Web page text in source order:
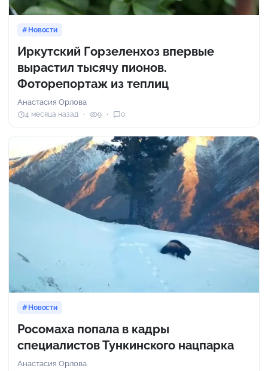
Новости
Иркутский Горзеленхоз впервые
вырастил тысячу пионов.
Фоторепортаж из теплиц
Анастасия Орлова
4 месяца назад 9 0
Новости
Росомаха попала в кадры
специалистов Тункинского нацпарка
Анастасия Орлова